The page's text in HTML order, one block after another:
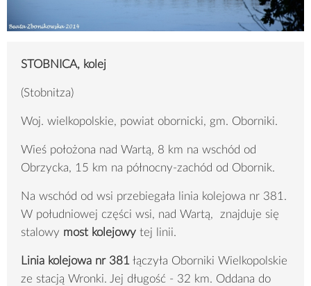
STOBNICA, kolej
(Stobnitza)
Woj. wielkopolskie, powiat obornicki, gm. Oborniki.
Wieś położona nad Wartą, 8 km na wschód od
Obrzycka, 15 km na północny-zachód od Obornik.
Na wschód od wsi przebiegała linia kolejowa nr 381.
W południowej części wsi, nad Wartą, znajduje się
stalowy most kolejowy tej linii.
Linia kolejowa nr 381 łączyła Oborniki Wielkopolskie
ze stacją Wronki. Jej długość - 32 km. Oddana do